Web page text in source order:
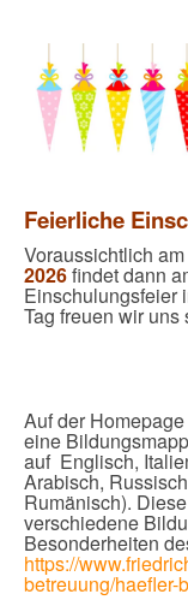
Feierliche
Voraussichtlich am
2026findet dann
Einschulungsfeier
Tag freuen wir uns
Auf der
eine
auf Englisch,
Arabisch,
Rumänisch).
verschiedene
Besonderheiten
https://
betreuung/haefler-